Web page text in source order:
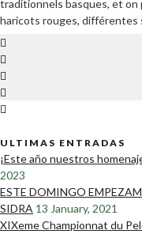
traditionnels basques, et
haricots rouges, différentes
ULTIMAS ENTRADAS
¡Este año nuestros
2023
ESTE DOMINGO
SIDRA 13 January, 2021
XIXeme Championnat du